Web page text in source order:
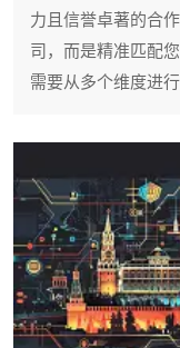
力且信誉卓著的合
司，而是精准匹配
需要从多个维度进